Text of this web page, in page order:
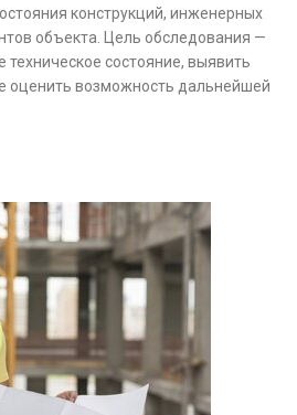
конструкций, инженерных
объекта. Цель обследования —
техническое состояние, выявить
оценить возможность дальнейшей